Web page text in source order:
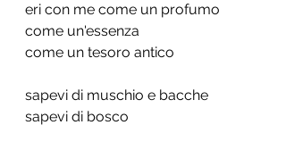
eri con me come un profumo
come un'essenza
come un tesoro antico
sapevi di muschio e bacche
sapevi di bosco